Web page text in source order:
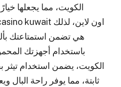
الكويت، مما يجعلها
هي تضمن استمتاعتك
باستخدام أجهزتك
الكويت، يضمن استخدام تيثر
ثابتة، مما يوفر راحة البال